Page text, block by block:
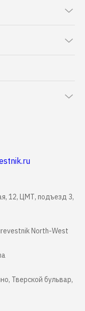
12, ЦМТ, подъезд 3,
North-West
Тверской бульвар,